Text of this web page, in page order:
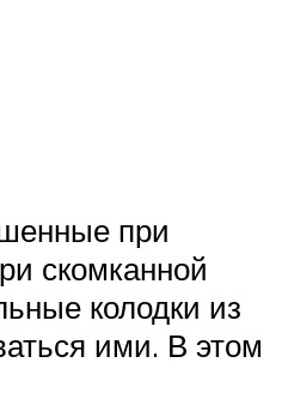
при
скомканной
колодки из
ими. В этом